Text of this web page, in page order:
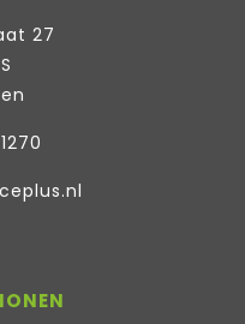
27